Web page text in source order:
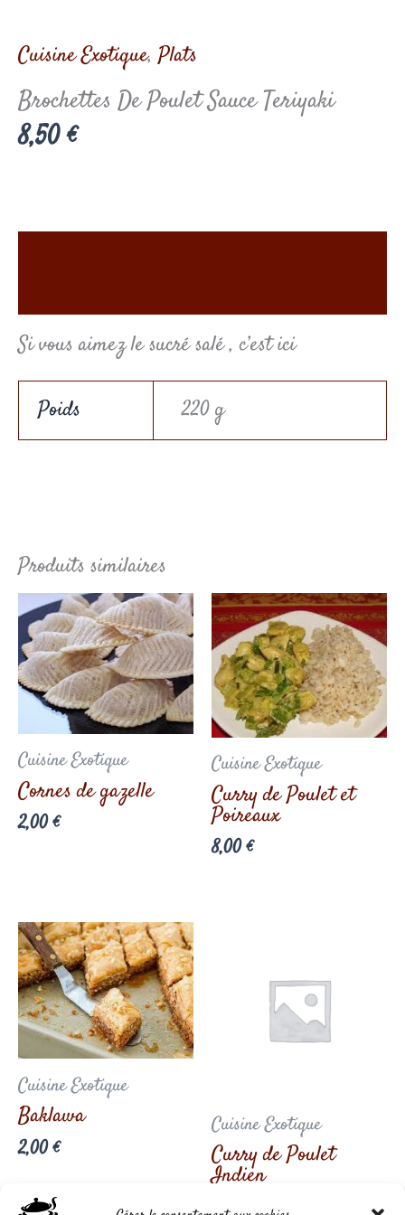
Cuisine Exotique,Plats
Brochettes De Poulet Sauce Teriyaki
8,50€
Si vous aimez le sucré salé , c’est ici
Poids 220 g
Produits similaires
Cuisine Exotique
Cornes de gazelle
2,00€
Cuisine Exotique
Curry de Poulet et
Poireaux
8,00€
Cuisine Exotique
Baklawa
2,00€
Cuisine Exotique
Curry de Poulet
Indien
7,50€